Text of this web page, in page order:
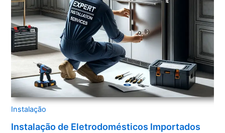
Instalação
Instalação de Eletrodomésticos Importados